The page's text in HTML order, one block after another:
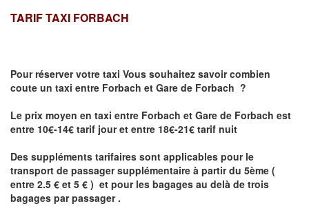
TARIF TAXI FORBACH
Pour réserver votre taxi Vous souhaitez savoircombien
coute un taxi entre Forbach et Gare de Forbach ?
Le prix moyen en taxi entre Forbach et Gare de Forbach est
entre 10€-14€ tarif jour et entre 18€-21€ tarif nuit
Des suppléments tarifaires sont applicables pour le
transport de passager supplémentaire à partir du 5ème (
entre 2.5 € et 5 € ) et pour les bagages au delà de trois
bagages par passager .